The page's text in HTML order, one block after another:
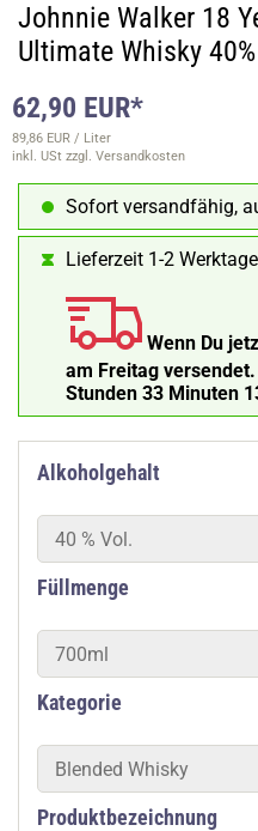
Johnnie Walker 18
Ultimate Whisky
62,90 EUR*
89,86 EUR / Liter
inkl. USt zzgl. Versandkosten
Sofort versandfähig,
Lieferzeit 1-2 Werktage
Wenn Du
am Freitag versendet.
Stunden 33 Minuten
Alkoholgehalt
40 % Vol.
Füllmenge
700ml
Kategorie
Blended Whisky
Produktbezeichnung